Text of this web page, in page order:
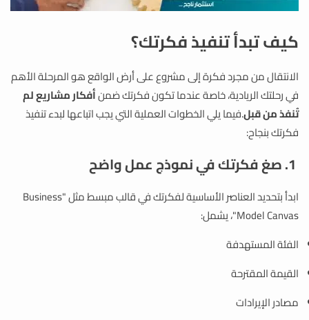
كيف تبدأ تنفيذ فكرتك؟
الانتقال من مجرد فكرة إلى مشروع على أرض الواقع هو المرحلة الأهم
في رحلتك الريادية، خاصة عندما تكون فكرتك ضمنأفكار مشاريع لم
تُنفذ من قبل.فيما يلي الخطوات العملية التي يجب اتباعها لبدء تنفيذ
فكرتك بنجاح:
ابدأ بتحديد العناصر الأساسية لفكرتك في قالب مبسط مثل "Business
Model Canvas"، يشمل:
الفئة المستهدفة
القيمة المقترحة
مصادر الإيرادات